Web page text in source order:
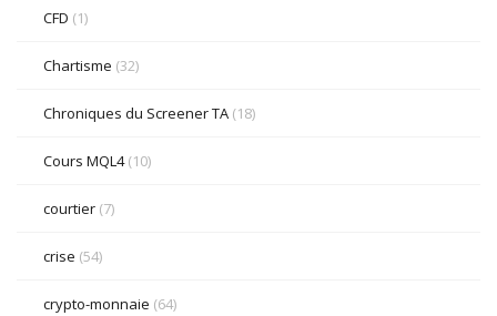
CFD (1)
Chartisme (32)
Chroniques du Screener TA (18)
Cours MQL4(10)
courtier (7)
crise (54)
crypto-monnaie (64)